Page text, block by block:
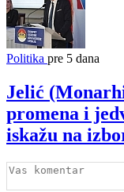
Politika pre 5 dana
Jelić
promena i
iskažu na